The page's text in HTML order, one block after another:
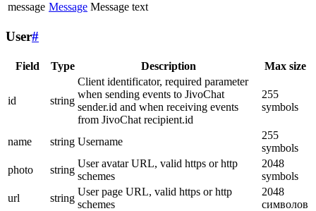
message Message Message text
User#
Field Type Description Max size
id string
Client identificator, required parameter
when sending events to JivoChat
sender.id and when receiving events
from JivoChat recipient.id
255
symbols
name string Username
255
symbols
photo
string
User avatar URL, valid https or http
schemes
2048
symbols
url
string
User page URL, valid https or http
schemes
2048
символов